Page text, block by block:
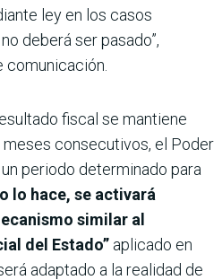
ley en los casos
deberá ser pasado”,
fiscal se mantiene
consecutivos, el Poder
periodo determinado para
lo hace, se activará
similar al
del Estado” aplicado en
adaptado a la realidad de